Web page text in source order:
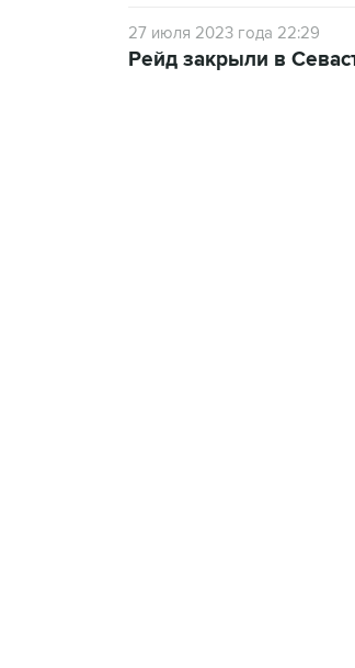
27 июля 2023 года 22:29
Рейд закрыли в